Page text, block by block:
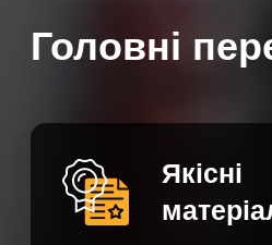
Наша продукція